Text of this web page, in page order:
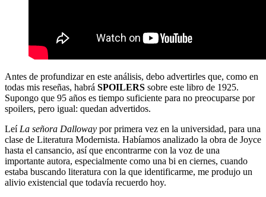
Antes de profundizar en este análisis, debo advertirles que, como en
todas mis reseñas, habrá SPOILERS sobre este libro de 1925.
Supongo que 95 años es tiempo suficiente para no preocuparse por
spoilers, pero igual: quedan advertidos.
Leí La señora Dalloway por primera vez en la universidad, para una
clase de Literatura Modernista. Habíamos analizado la obra de Joyce
hasta el cansancio, así que encontrarme con la voz de una
importante autora, especialmente como una bi en ciernes, cuando
estaba buscando literatura con la que identificarme, me produjo un
alivio existencial que todavía recuerdo hoy.